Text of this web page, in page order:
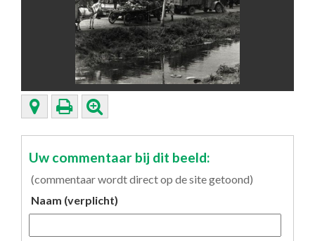
Uw commentaar bij dit beeld:
(commentaar wordt direct op de site getoond)
Naam (verplicht)